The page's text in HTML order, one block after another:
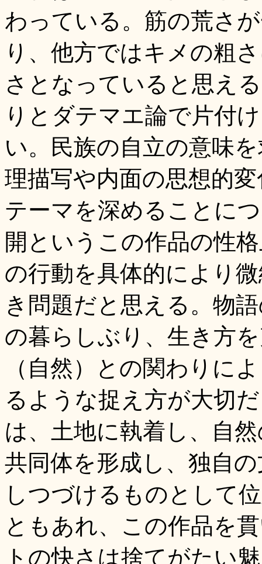
わっている。筋の荒さ
り、他方ではキメの粗
さとなっていると思え
りとダテマエ論で片付
い。民族の自立の意味
理描写や内面の思想的
テーマを深めることに
開というこの作品の性
の行動を具体的により
き問題だと思える。物
の暮らしぶり、生き方
（自然）との関わりに
るような捉え方が大切
は、土地に執着し、自
共同体を形成し、独自
しつづけるものとして
ともあれ、この作品を
トの快さは捨てがたい